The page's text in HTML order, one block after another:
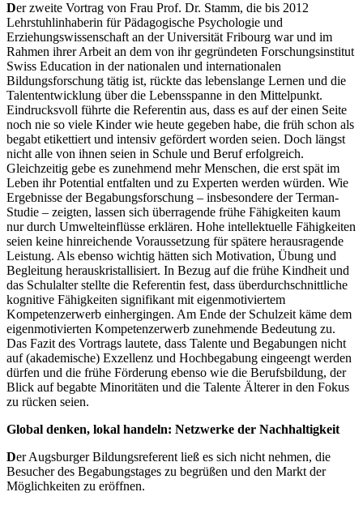
Der zweite Vortrag von Frau Prof. Dr. Stamm, die bis 2012
Lehrstuhlinhaberin für Pädagogische Psychologie und
Erziehungswissenschaft an der Universität Fribourg war und im
Rahmen ihrer Arbeit an dem von ihr gegründeten Forschungsinstitut
Swiss Education in der nationalen und internationalen
Bildungsforschung tätig ist, rückte das lebenslange Lernen und die
Talententwicklung über die Lebensspanne in den Mittelpunkt.
Eindrucksvoll führte die Referentin aus, dass es auf der einen Seite
noch nie so viele Kinder wie heute gegeben habe, die früh schon als
begabt etikettiert und intensiv gefördert worden seien. Doch längst
nicht alle von ihnen seien in Schule und Beruf erfolgreich.
Gleichzeitig gebe es zunehmend mehr Menschen, die erst spät im
Leben ihr Potential entfalten und zu Experten werden würden. Wie
Ergebnisse der Begabungsforschung – insbesondere der Terman-
Studie – zeigten, lassen sich überragende frühe Fähigkeiten kaum
nur durch Umwelteinflüsse erklären. Hohe intellektuelle Fähigkeiten
seien keine hinreichende Voraussetzung für spätere herausragende
Leistung. Als ebenso wichtig hätten sich Motivation, Übung und
Begleitung herauskristallisiert. In Bezug auf die frühe Kindheit und
das Schulalter stellte die Referentin fest, dass überdurchschnittliche
kognitive Fähigkeiten signifikant mit eigenmotiviertem
Kompetenzerwerb einhergingen. Am Ende der Schulzeit käme dem
eigenmotivierten Kompetenzerwerb zunehmende Bedeutung zu.
Das Fazit des Vortrags lautete, dass Talente und Begabungen nicht
auf (akademische) Exzellenz und Hochbegabung eingeengt werden
dürfen und die frühe Förderung ebenso wie die Berufsbildung, der
Blick auf begabte Minoritäten und die Talente Älterer in den Fokus
zu rücken seien.
Global denken, lokal handeln: Netzwerke der Nachhaltigkeit
Der Augsburger Bildungsreferent ließ es sich nicht nehmen, die
Besucher des Begabungstages zu begrüßen und den Markt der
Möglichkeiten zu eröffnen.